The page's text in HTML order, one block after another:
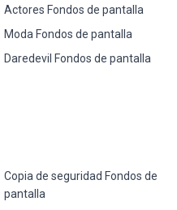
Actores Fondos de pantalla
Moda Fondos de pantalla
Daredevil Fondos de pantalla
Copia de seguridad Fondos de
pantalla